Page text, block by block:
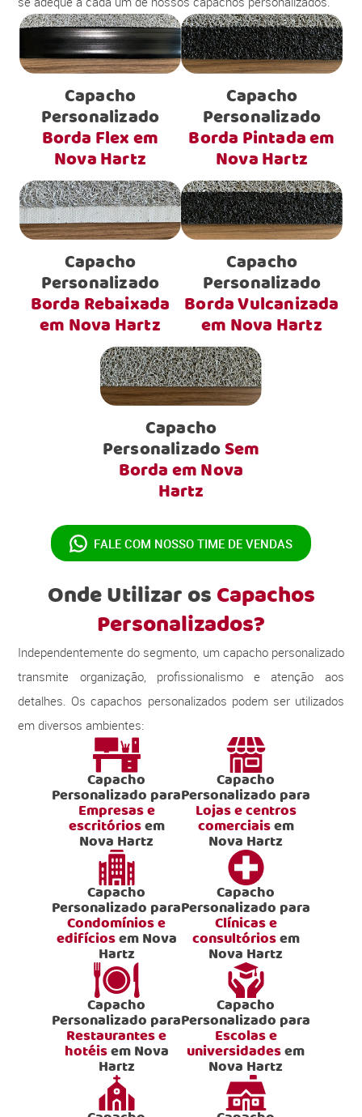
Capacho
Personalizado
Borda Flex em
Nova Hartz
Capacho
Personalizado
Borda Pintada em
Nova Hartz
Capacho
Personalizado
Borda Rebaixada
em Nova Hartz
Capacho
Personalizado
Borda Vulcanizada
em Nova Hartz
Capacho
PersonalizadoSem
Borda em Nova
Hartz
FALE COM NOSSO TIME DE VENDAS
Onde Utilizar osCapachos
Personalizados?
Independentemente do segmento, um capacho personalizado
transmite organização, profissionalismo e atenção aos
detalhes. Os capachos personalizados podem ser utilizados
em diversos ambientes:
Capacho
Personalizado para
Empresas e
escritóriosem
Nova Hartz
Capacho
Personalizado para
Lojas e centros
comerciaisem
Nova Hartz
Capacho
Personalizado para
Condomínios e
edifíciosem Nova
Hartz
Capacho
Personalizado para
Clínicas e
consultóriosem
Nova Hartz
Capacho
Personalizado para
Restaurantes e
hotéisem Nova
Hartz
Capacho
Personalizado para
Escolas e
universidadesem
Nova Hartz